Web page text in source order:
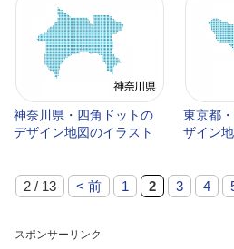
神奈川県・四角ドットの
デザイン地図のイラスト
東京都
ザイン
2 / 13 < 前 1 2 3 4
スポンサーリンク